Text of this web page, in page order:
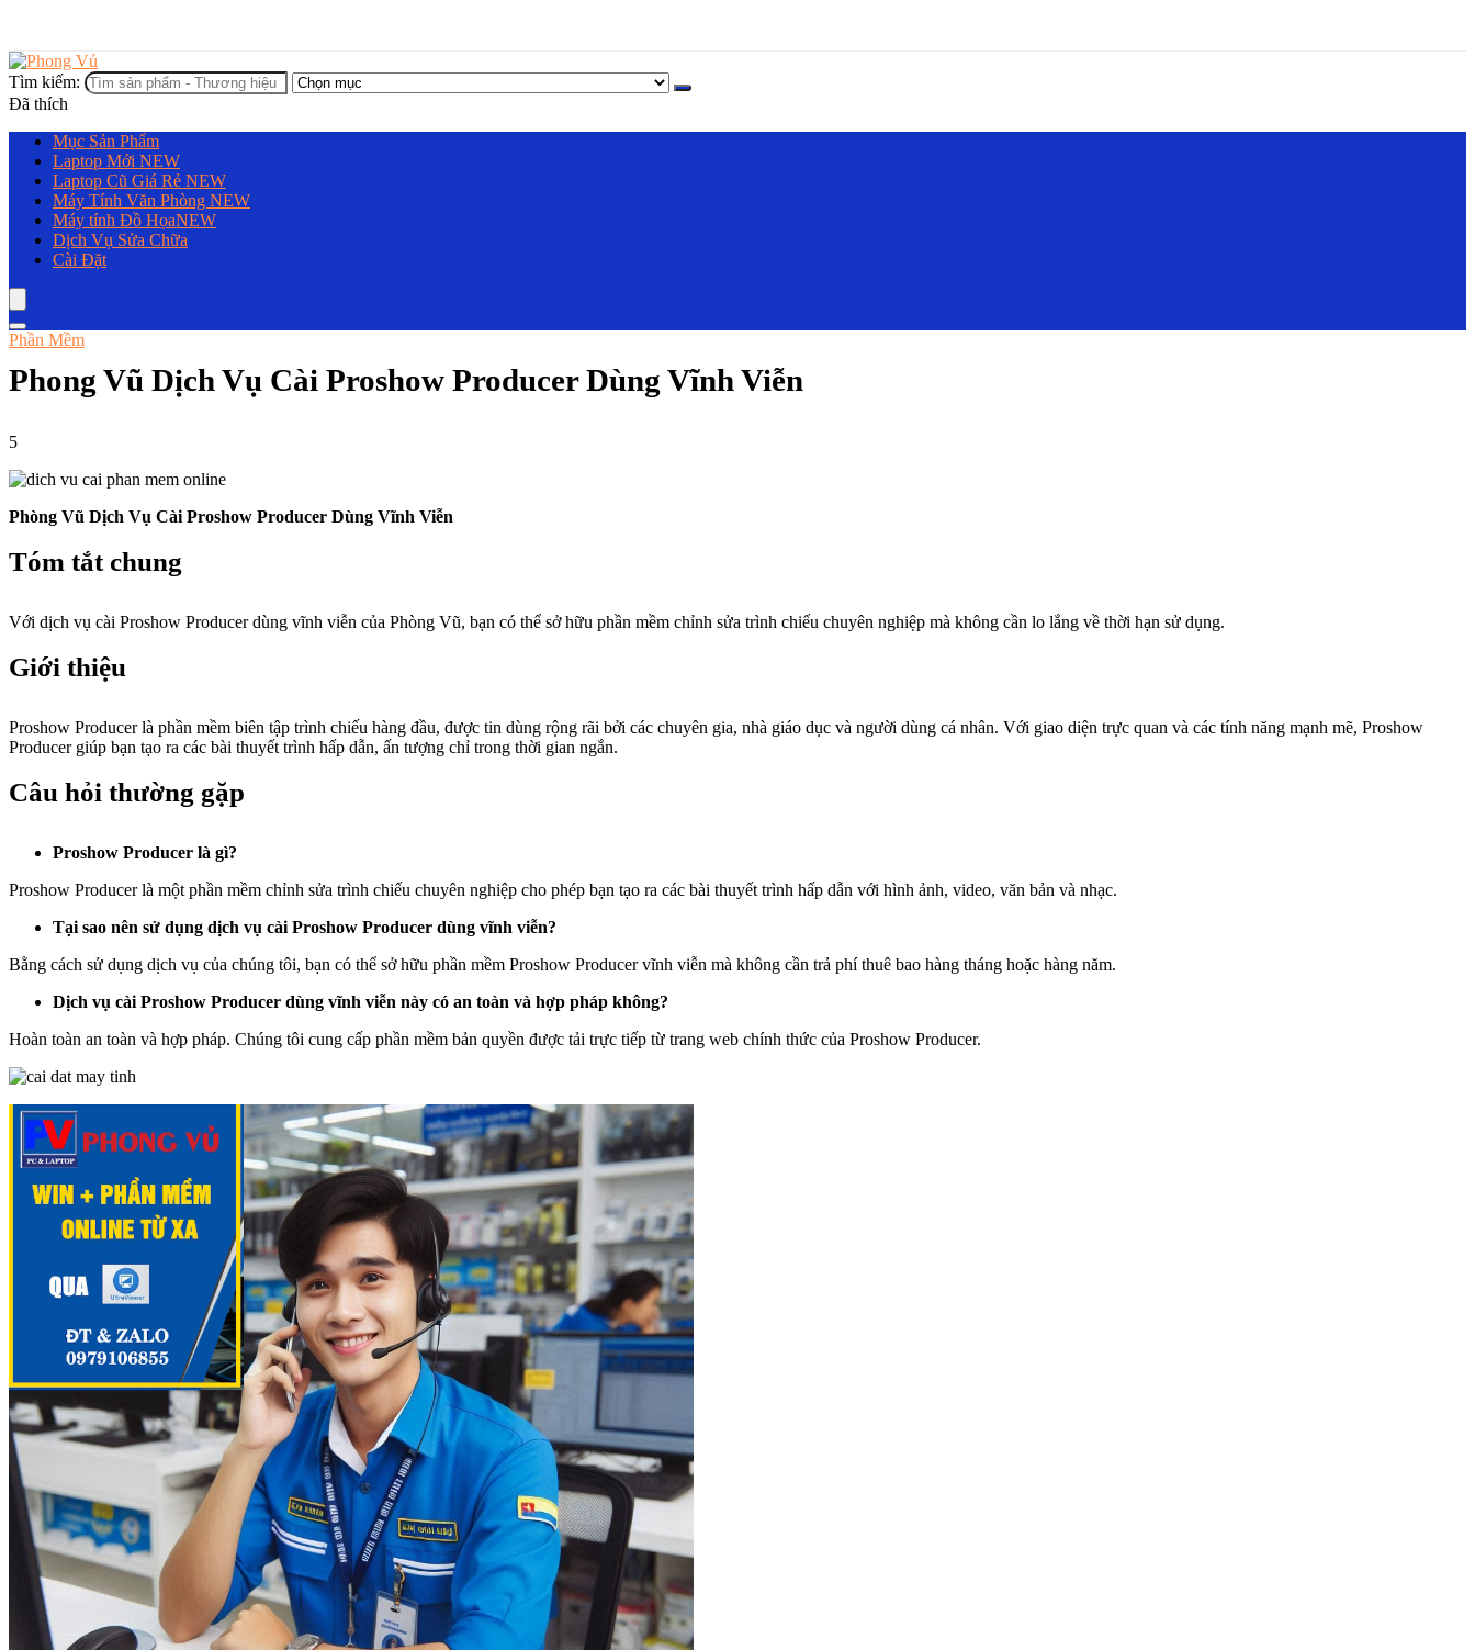
Tìm kiếm:
Đã thích
Mục Sản Phẩm
Laptop Mới NEW
Laptop Cũ Giá Rẻ NEW
Máy Tính Văn Phòng NEW
Máy tính Đồ HọaNEW
Dịch Vụ Sửa Chữa
Cài Đặt
Phần Mềm
Phong Vũ Dịch Vụ Cài Proshow Producer Dùng Vĩnh Viễn
5
Phòng Vũ Dịch Vụ Cài Proshow Producer Dùng Vĩnh Viễn
Tóm tắt chung
Với dịch vụ cài Proshow Producer dùng vĩnh viễn của Phòng Vũ, bạn có thể sở hữu phần mềm chỉnh sửa trình chiếu chuyên nghiệp mà không cần lo lắng về thời hạn sử dụng.
Giới thiệu
Proshow Producer là phần mềm biên tập trình chiếu hàng đầu, được tin dùng rộng rãi bởi các chuyên gia, nhà giáo dục và người dùng cá nhân. Với giao diện trực quan và các tính năng mạnh mẽ, Proshow
Producer giúp bạn tạo ra các bài thuyết trình hấp dẫn, ấn tượng chỉ trong thời gian ngắn.
Câu hỏi thường gặp
Proshow Producer là gì?
Proshow Producer là một phần mềm chỉnh sửa trình chiếu chuyên nghiệp cho phép bạn tạo ra các bài thuyết trình hấp dẫn với hình ảnh, video, văn bản và nhạc.
Tại sao nên sử dụng dịch vụ cài Proshow Producer dùng vĩnh viễn?
Bằng cách sử dụng dịch vụ của chúng tôi, bạn có thể sở hữu phần mềm Proshow Producer vĩnh viễn mà không cần trả phí thuê bao hàng tháng hoặc hàng năm.
Dịch vụ cài Proshow Producer dùng vĩnh viễn này có an toàn và hợp pháp không?
Hoàn toàn an toàn và hợp pháp. Chúng tôi cung cấp phần mềm bản quyền được tải trực tiếp từ trang web chính thức của Proshow Producer.